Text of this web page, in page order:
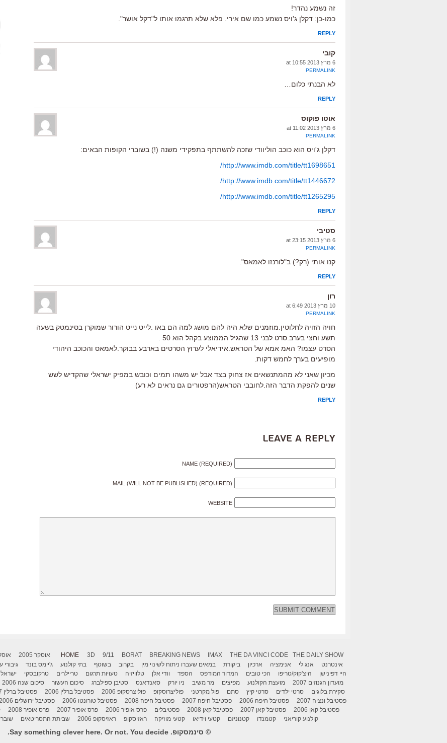
זה נשמע נהדר!
כמו-כן: דקלן ג'ויס נשמע כמו שם אירי. פלא שלא תרגמוּ אותו ל"דקל אושר".
REPLY
קובי
6 מרץ 2013 at 10:55
PERMALINK
לא הבנתי כלום…
REPLY
אוטו פוקוס
6 מרץ 2013 at 11:02
PERMALINK
דקלן ג'ויס הוא כוכב הוליוודי שזכה להשתתף בתפקידי משנה (!) בשוברי הקופות הבאים:
http://www.imdb.com/title/tt1698651/
http://www.imdb.com/title/tt1446672/
http://www.imdb.com/title/tt1265295/
REPLY
סטיבי
6 מרץ 2013 at 23:15
PERMALINK
קנו אותי (רק?) ב"לורנזו לאמאס".
REPLY
רון
10 מרץ 2013 at 6:49
PERMALINK
חויה הזויה לחלוטין.מוזמנים שלא היה להם מושג למה הם באו .לייט נייט הורור שמוקרן בסינמטק בשעה
תשע וחצי בערב.סרט לבני 13 שהגיל הממוצע בקהל הוא 50 .
הסרט עצמו? האמ אמא של הטראש.אידיאלי לערוץ הסרטים בארבע בבוקר.לאמאס והכוכב היהודי
מופיעים בערך לחמש דקות.
מכיון שאני לא מהמתנשאים אז צחוק בצד אבל יש משהו תמים וכובש במפיק ישראלי שהקדיש לשש
שנים להפקת הדבר הזה.לחובבי הטראש(הרפטורים גם נראים לא רע)
REPLY
Leave a Reply
NAME (REQUIRED)
MAIL (WILL NOT BE PUBLISHED) (REQUIRED)
WEBSITE
HOME 3D 9/11 BORAT BREAKING NEWS IMAX THE DA VINCI CODE THE DAILY SHOW אוסקר 2005 אוסקר
אינטרנט
אנג לי אנימציה ארכיון ביקורת במאים שעברו ניתוח לשינוי מין בקרוב בשוטף בתי קולנוע ג'יימס בונד גיבורי
היי דפינישן
היצ'קוק/טריפו הכי טובים המדור המודפס הספד וודי אלן טלוויזיה טעויות תרגום טריילרים טרקובסקי ישראל
מועדון הגנוזים 2007
מועצת הקולנוע מפיצים מר משיב ניו יורק סאנדאנס סטיבן ספילברג סיכום העשור סיכום שנה 2006
סקירת בלוגים
סרטי ילדים סרטי קיץ סתם פול מקרטני פוליצרוסקופ פוליצרסקופ 2006 פסטיבל ברלין 2006 פסטיבל ברלין 2007
פסטיבל ונציה 2007
פסטיבל חיפה 2006 פסטיבל חיפה 2007 פסטיבל חיפה 2008 פסטיבל טורונטו 2006 פסטיבל ירושלים 2006
פסטיבל קאן 2006
פסטיבל קאן 2007 פסטיבל קאן 2008 פסטיבלים פרס אופיר 2006 פרס אופיר 2007 פרס אופיר 2008
קולנוע קוריאני
קטמנדו קטנוניזם קטעי וידיאו קטעי מוזיקה ראזיסקופ ראזיסקופ 2006 שביתת התסריטאים
© סינמסקופ. Say something clever here. Or not. You decide.